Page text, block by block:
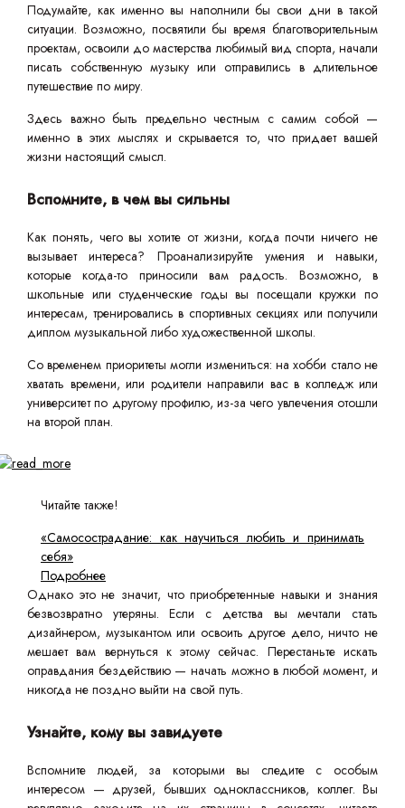
Подумайте, как именно вы наполнили бы свои дни в такой
ситуации. Возможно, посвятили бы время благотворительным
проектам, освоили до мастерства любимый вид спорта, начали
писать собственную музыку или отправились в длительное
путешествие по миру.
Здесь важно быть предельно честным с самим собой —
именно в этих мыслях и скрывается то, что придает вашей
жизни настоящий смысл.
Вспомните, в чем вы сильны
Как понять, чего вы хотите от жизни, когда почти ничего не
вызывает интереса? Проанализируйте умения и навыки,
которые когда-то приносили вам радость. Возможно, в
школьные или студенческие годы вы посещали кружки по
интересам, тренировались в спортивных секциях или получили
диплом музыкальной либо художественной школы.
Со временем приоритеты могли измениться: на хобби стало не
хватать времени, или родители направили вас в колледж или
университет по другому профилю, из-за чего увлечения отошли
на второй план.
Читайте также!
«Самосострадание: как научиться любить и принимать
себя»
Подробнее
Однако это не значит, что приобретенные навыки и знания
безвозвратно утеряны. Если с детства вы мечтали стать
дизайнером, музыкантом или освоить другое дело, ничто не
мешает вам вернуться к этому сейчас. Перестаньте искать
оправдания бездействию — начать можно в любой момент, и
никогда не поздно выйти на свой путь.
Узнайте, кому вы завидуете
Вспомните людей, за которыми вы следите с особым
интересом — друзей, бывших одноклассников, коллег. Вы